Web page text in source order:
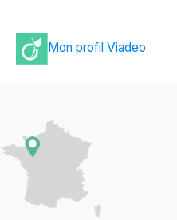
Mon profil Viadeo